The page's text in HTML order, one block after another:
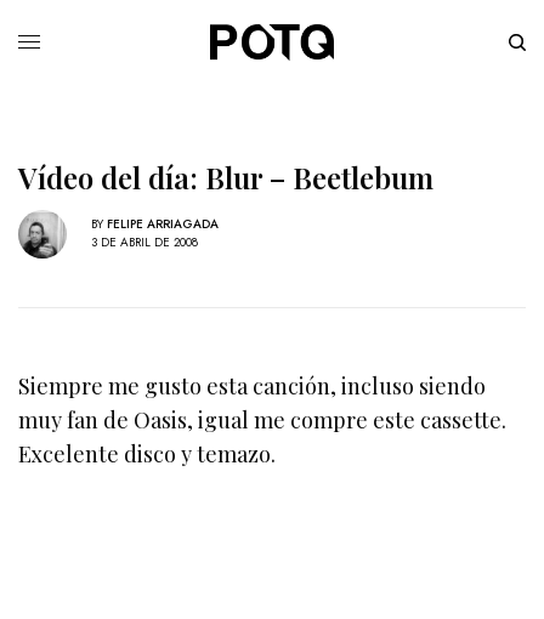
Vídeo del día: Blur – Beetlebum
BY FELIPE ARRIAGADA
3 DE ABRIL DE 2008
Siempre me gusto esta canción, incluso siendo
muy fan de Oasis, igual me compre este cassette.
Excelente disco y temazo.